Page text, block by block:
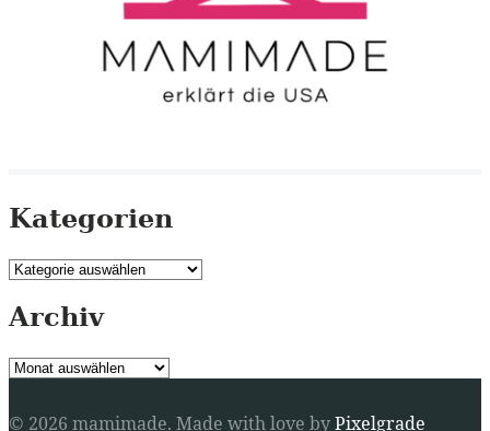
Kategorien
Kategorien
Archiv
Archiv
© 2026 mamimade. Made with love byPixelgrade